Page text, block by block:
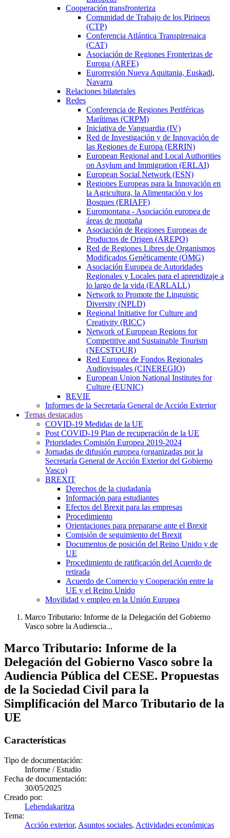
Cooperación transfronteriza
Comunidad de Trabajo de los Pirineos
(CTP)
Conferencia Atlántica Transpirenaica
(CAT)
Asociación de Regiones Fronterizas de
Europa (ARFE)
Eurorregión Nueva Aquitania, Euskadi,
Navarra
Relaciones bilaterales
Redes
Conferencia de Regiones Periféricas
Marítimas (CRPM)
Iniciativa de Vanguardia (IV)
Red de Investigación y de Innovación de
las Regiones de Europa (ERRIN)
European Regional and Local Authorities
on Asylum and Immigration (ERLAI)
European Social Network (ESN)
Regiones Europeas para la Innovación en
la Agricultura, la Alimentación y los
Bosques (ERIAFF)
Euromontana - Asociación europea de
áreas de montaña
Asociación de Regiones Europeas de
Productos de Origen (AREPO)
Red de Regiones Libres de Organismos
Modificados Genéticamente (OMG)
Asociación Europea de Autoridades
Regionales y Locales para el aprendizaje a
lo largo de la vida (EARLALL)
Network to Promote the Linguistic
Diversity (NPLD)
Regional Initiative for Culture and
Creativity (RICC)
Network of European Regions for
Competitive and Sustainable Tourism
(NECSTOUR)
Red Europea de Fondos Regionales
Audiovisuales (CINEREGIO)
European Union National Institutes for
Culture (EUNIC)
REVIE
Informes de la Secretaría General de Acción Exterior
Temas destacados
COVID-19 Medidas de la UE
Post COVID-19 Plan de recuperación de la UE
Prioridades Comisión Europea 2019-2024
Jornadas de difusión europea (organizadas por la
Secretaría General de Acción Exterior del Gobierno
Vasco)
BREXIT
Derechos de la ciudadanía
Información para estudiantes
Efectos del Brexit para las empresas
Procedimiento
Orientaciones para prepararse ante el Brexit
Comisión de seguimiento del Brexit
Documentos de posición del Reino Unido y de
UE
Procedimiento de ratificación del Acuerdo de
retirada
Acuerdo de Comercio y Cooperación entre la
UE y el Reino Unido
Movilidad y empleo en la Unión Europea
Marco Tributario: Informe de la Delegación del Gobierno
Vasco sobre la Audiencia...
Marco Tributario: Informe de la
Delegación del Gobierno Vasco sobre la
Audiencia Pública del CESE. Propuestas
de la Sociedad Civil para la
Simplificación del Marco Tributario de la
UE
Características
Tipo de documentación:
Informe / Estudio
Fecha de documentación:
30/05/2025
Creado por:
Lehendakaritza
Tema:
Acción exterior, Asuntos sociales, Actividades económicas